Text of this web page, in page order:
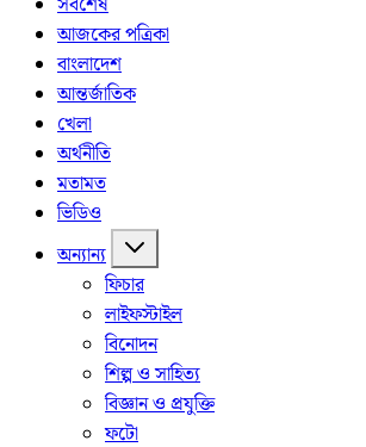
আজকের পত্রিকা
বাংলাদেশ
আন্তর্জাতিক
খেলা
অর্থনীতি
মতামত
ভিডিও
অন্যান্য
ফিচার
লাইফস্টাইল
বিনোদন
শিল্প ও সাহিত্য
বিজ্ঞান ও প্রযুক্তি
ফটো